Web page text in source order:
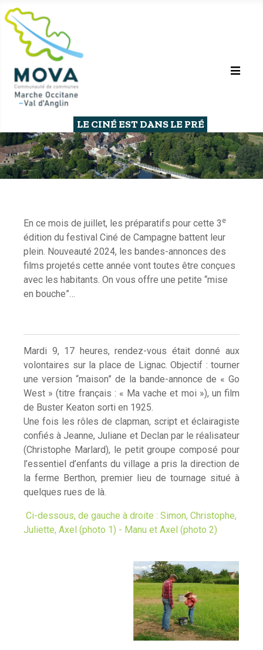
LE CINÉ EST DANS LE PRÉ
En ce mois de juillet, les préparatifs pour cette 3 e
édition du festival Ciné de Campagne battent leur
plein. Nouveauté 2024, les bandes-annonces des
films projetés cette année vont toutes être conçues
avec les habitants. On vous offre une petite “mise
en bouche”…
Mardi 9, 17 heures, rendez-vous était donné aux
volontaires sur la place de Lignac. Objectif : tourner
une version “maison” de la bande-annonce de « Go
West » (titre français : « Ma vache et moi »), un film
de Buster Keaton sorti en 1925.
Une fois les rôles de clapman, script et éclairagiste
confiés à Jeanne, Juliane et Declan par le réalisateur
(Christophe Marlard), le petit groupe composé pour
l’essentiel d’enfants du village a pris la direction de
la ferme Berthon, premier lieu de tournage situé à
quelques rues de là.
Ci-dessous, de gauche à droite : Simon, Christophe,
Juliette, Axel (photo 1) - Manu et Axel (photo 2)